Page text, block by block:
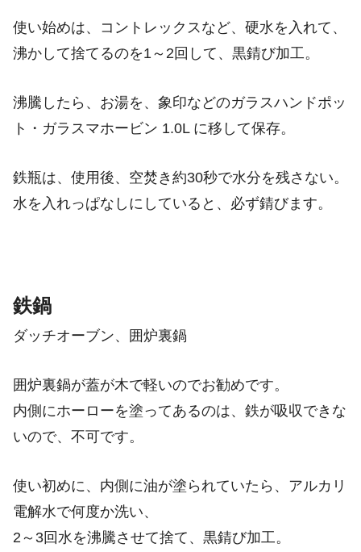
使い始めは、コントレックスなど、硬水を入れて、
沸かして捨てるのを1～2回して、黒錆び加工。
沸騰したら、お湯を、象印などのガラスハンドポッ
ト・ガラスマホービン 1.0L に移して保存。
鉄瓶は、使用後、空焚き約30秒で水分を残さない。
水を入れっぱなしにしていると、必ず錆びます。
鉄鍋
ダッチオーブン、囲炉裏鍋
囲炉裏鍋が蓋が木で軽いのでお勧めです。
内側にホーローを塗ってあるのは、鉄が吸収できな
いので、不可です。
使い初めに、内側に油が塗られていたら、アルカリ
電解水で何度か洗い、
2～3回水を沸騰させて捨て、黒錆び加工。